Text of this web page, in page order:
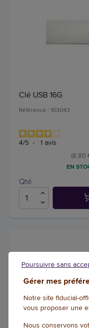
Clé USB 16G
Référence : 103043
4/5 - 1 avis
(8,80
EN
Qté
Gérer mes
Notre site fiducial-
vous proposer une
Nous conservons
Poursuivre sans